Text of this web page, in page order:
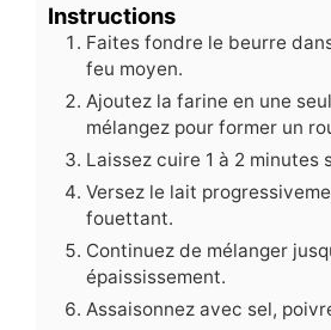
Instructions
Faites fondre le beurre
feu moyen.
Ajoutez la farine en une
mélangez pour former un
Laissez cuire 1 à 2 minutes
Versez le lait
fouettant.
Continuez de mélanger
épaississement.
Assaisonnez avec sel,